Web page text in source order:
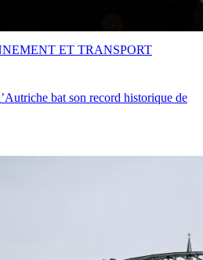
bat son record historique de
ET TRANSPORT